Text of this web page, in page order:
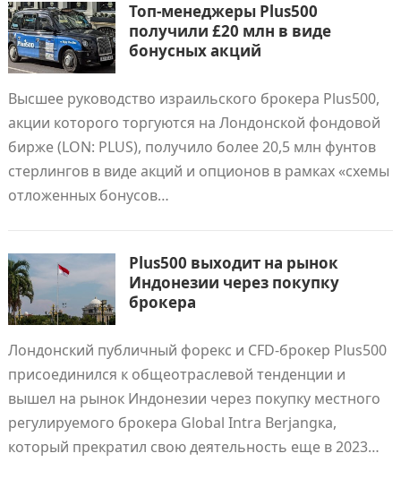
Топ-менеджеры Plus500
получили £20 млн в виде
бонусных акций
Высшее руководство израильского брокера Plus500,
акции которого торгуются на Лондонской фондовой
бирже (LON: PLUS), получило более 20,5 млн фунтов
стерлингов в виде акций и опционов в рамках «схемы
отложенных бонусов…
Plus500 выходит на рынок
Индонезии через покупку
брокера
Лондонский публичный форекс и CFD-брокер Plus500
присоединился к общеотраслевой тенденции и
вышел на рынок Индонезии через покупку местного
регулируемого брокера Global Intra Berjangка,
который прекратил свою деятельность еще в 2023…